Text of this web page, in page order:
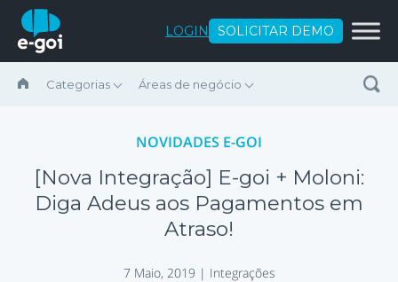
Ir para o conteúdo
LOGIN SOLICITAR DEMO
Categorias Áreas de negócio
NOVIDADES E-GOI
[Nova Integração] E-goi + Moloni:
Diga Adeus aos Pagamentos em
Atraso!
7 Maio, 2019 | Integrações